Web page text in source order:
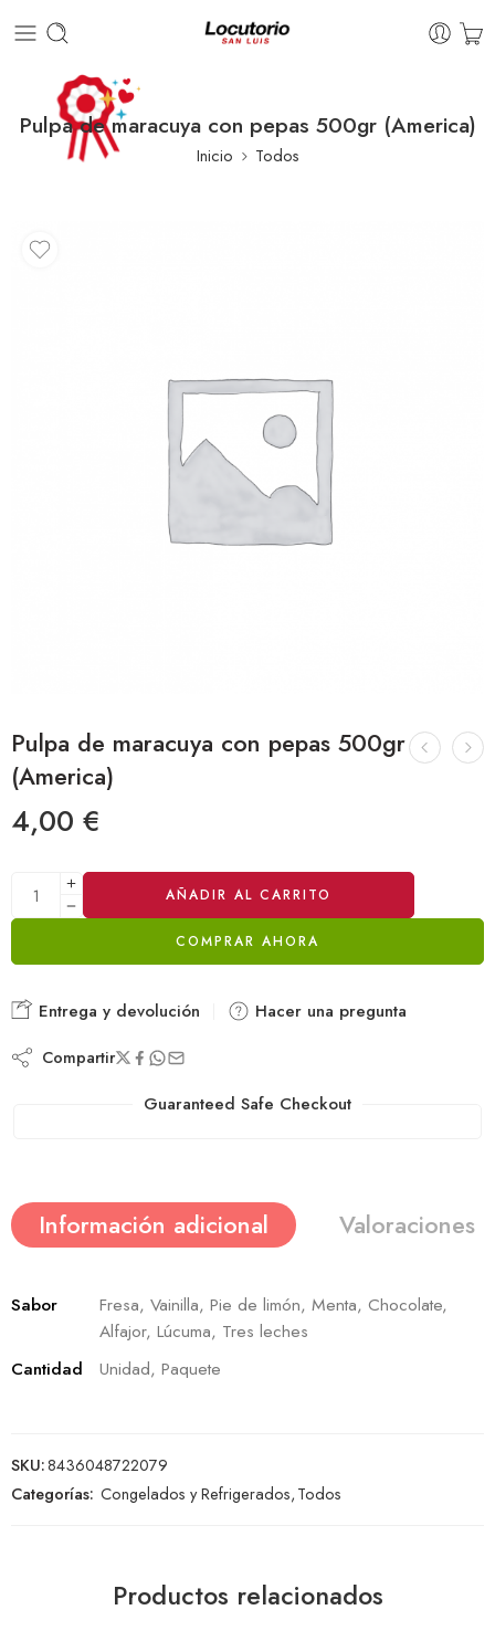
Pulpa de maracuya con pepas 500gr (America)
Inicio Todos
Pulpa de maracuya con pepas 500gr
(America)
4,00 €
AÑADIR AL CARRITO
COMPRAR AHORA
Alternative:
Entrega y devolución Hacer una pregunta
Compartir
Guaranteed Safe Checkout
Información adicional Valoraciones
Sabor
Fresa, Vainilla, Pie de limón, Menta, Chocolate,
Alfajor, Lúcuma, Tres leches
Cantidad
Unidad, Paquete
SKU:8436048722079
Categorías: Congelados y Refrigerados,Todos
Productos relacionados